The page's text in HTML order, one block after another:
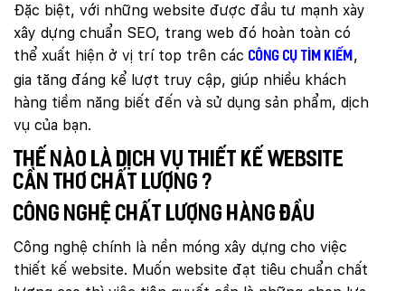
Đặc biệt, với những website được đầu tư mạnh xày
xây dựng chuẩn SEO, trang web đó hoàn toàn có
thể xuất hiện ở vị trí top trên các công cụ tìm kiếm ,
gia tăng đáng kể lượt truy cập, giúp nhiều khách
hàng tiềm năng biết đến và sử dụng sản phẩm, dịch
vụ của bạn.
Thế nào là dịch vụ thiết kế website
Cần Thơ chất lượng ?
Công nghệ chất lượng hàng đầu
Công nghệ chính là nền móng xây dựng cho việc
thiết kế website. Muốn website đạt tiêu chuẩn chất